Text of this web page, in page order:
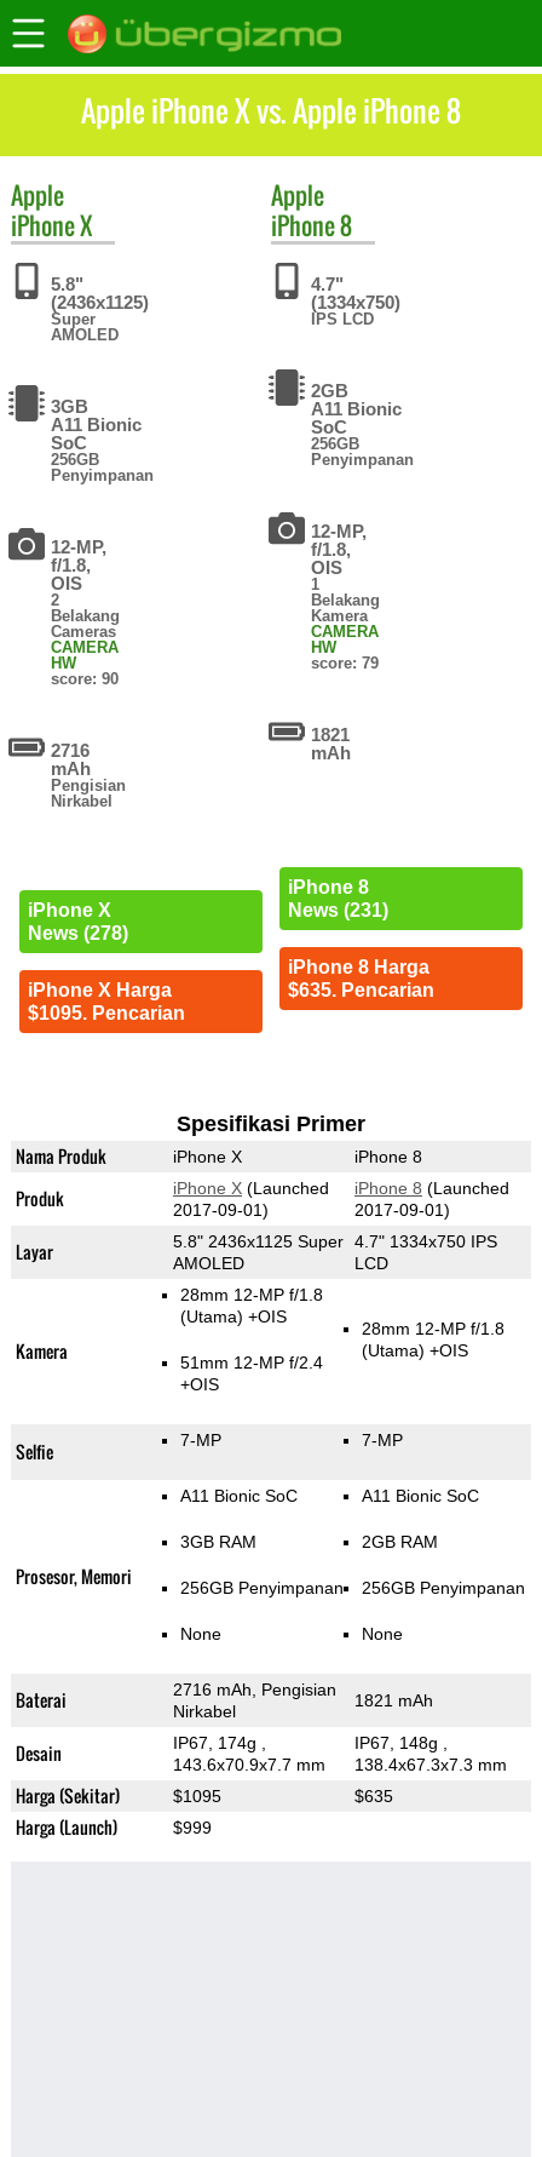
Apple iPhone X vs. Apple iPhone 8
Apple
iPhone X
5.8"
(2436x1125)
Super
AMOLED
3GB
A11 Bionic
SoC
256GB
Penyimpanan
12-MP,
f/1.8,
OIS
2
Belakang
Cameras
CAMERA
HW
score: 90
2716
mAh
Pengisian
Nirkabel
iPhone X
News (278)
iPhone X Harga
$1095. Pencarian
Apple
iPhone 8
4.7"
(1334x750)
IPS LCD
2GB
A11 Bionic
SoC
256GB
Penyimpanan
12-MP,
f/1.8,
OIS
1
Belakang
Kamera
CAMERA
HW
score: 79
1821
mAh
iPhone 8
News (231)
iPhone 8 Harga
$635. Pencarian
Spesifikasi Primer
Nama Produk iPhone X iPhone 8
Produk iPhone X(Launched
2017-09-01)
iPhone 8 (Launched
2017-09-01)
Layar
5.8" 2436x1125 Super
AMOLED
4.7" 1334x750 IPS
LCD
Kamera
28mm 12-MP f/1.8
(Utama) +OIS
51mm 12-MP f/2.4
+OIS
28mm 12-MP f/1.8
(Utama) +OIS
Selfie 7-MP 7-MP
Prosesor, Memori
A11 Bionic SoC
3GB RAM
256GB Penyimpanan
None
A11 Bionic SoC
2GB RAM
256GB Penyimpanan
None
Baterai
2716 mAh, Pengisian
Nirkabel
1821 mAh
Desain IP67, 174g
143.6x70.9x7.7 mm
IP67, 148g
138.4x67.3x7.3 mm
Harga (Sekitar) $1095 $635
Harga (Launch) $999